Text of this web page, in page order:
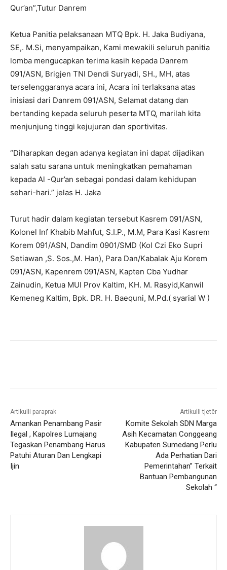
Qur’an”,Tutur Danrem
Ketua Panitia pelaksanaan MTQ Bpk. H. Jaka Budiyana,
SE,. M.Si, menyampaikan, Kami mewakili seluruh panitia
lomba mengucapkan terima kasih kepada Danrem
091/ASN, Brigjen TNI Dendi Suryadi, SH., MH, atas
terselenggaranya acara ini, Acara ini terlaksana atas
inisiasi dari Danrem 091/ASN, Selamat datang dan
bertanding kepada seluruh peserta MTQ, marilah kita
menjunjung tinggi kejujuran dan sportivitas.
“Diharapkan degan adanya kegiatan ini dapat dijadikan
salah satu sarana untuk meningkatkan pemahaman
kepada Al -Qur’an sebagai pondasi dalam kehidupan
sehari-hari.” jelas H. Jaka
Turut hadir dalam kegiatan tersebut Kasrem 091/ASN,
Kolonel Inf Khabib Mahfut, S.I.P., M.M, Para Kasi Kasrem
Korem 091/ASN, Dandim 0901/SMD (Kol Czi Eko Supri
Setiawan ,S. Sos.,M. Han), Para Dan/Kabalak Aju Korem
091/ASN, Kapenrem 091/ASN, Kapten Cba Yudhar
Zainudin, Ketua MUI Prov Kaltim, KH. M. Rasyid,Kanwil
Kemeneg Kaltim, Bpk. DR. H. Baequni, M.Pd.( syarial W )
Artikulli paraprak
Amankan Penambang Pasir
Ilegal , Kapolres Lumajang
Tegaskan Penambang Harus
Patuhi Aturan Dan Lengkapi
Ijin
Artikulli tjetër
Komite Sekolah SDN Marga
Asih Kecamatan Conggeang
Kabupaten Sumedang Perlu
Ada Perhatian Dari
Pemerintahan” Terkait
Bantuan Pembangunan
Sekolah “